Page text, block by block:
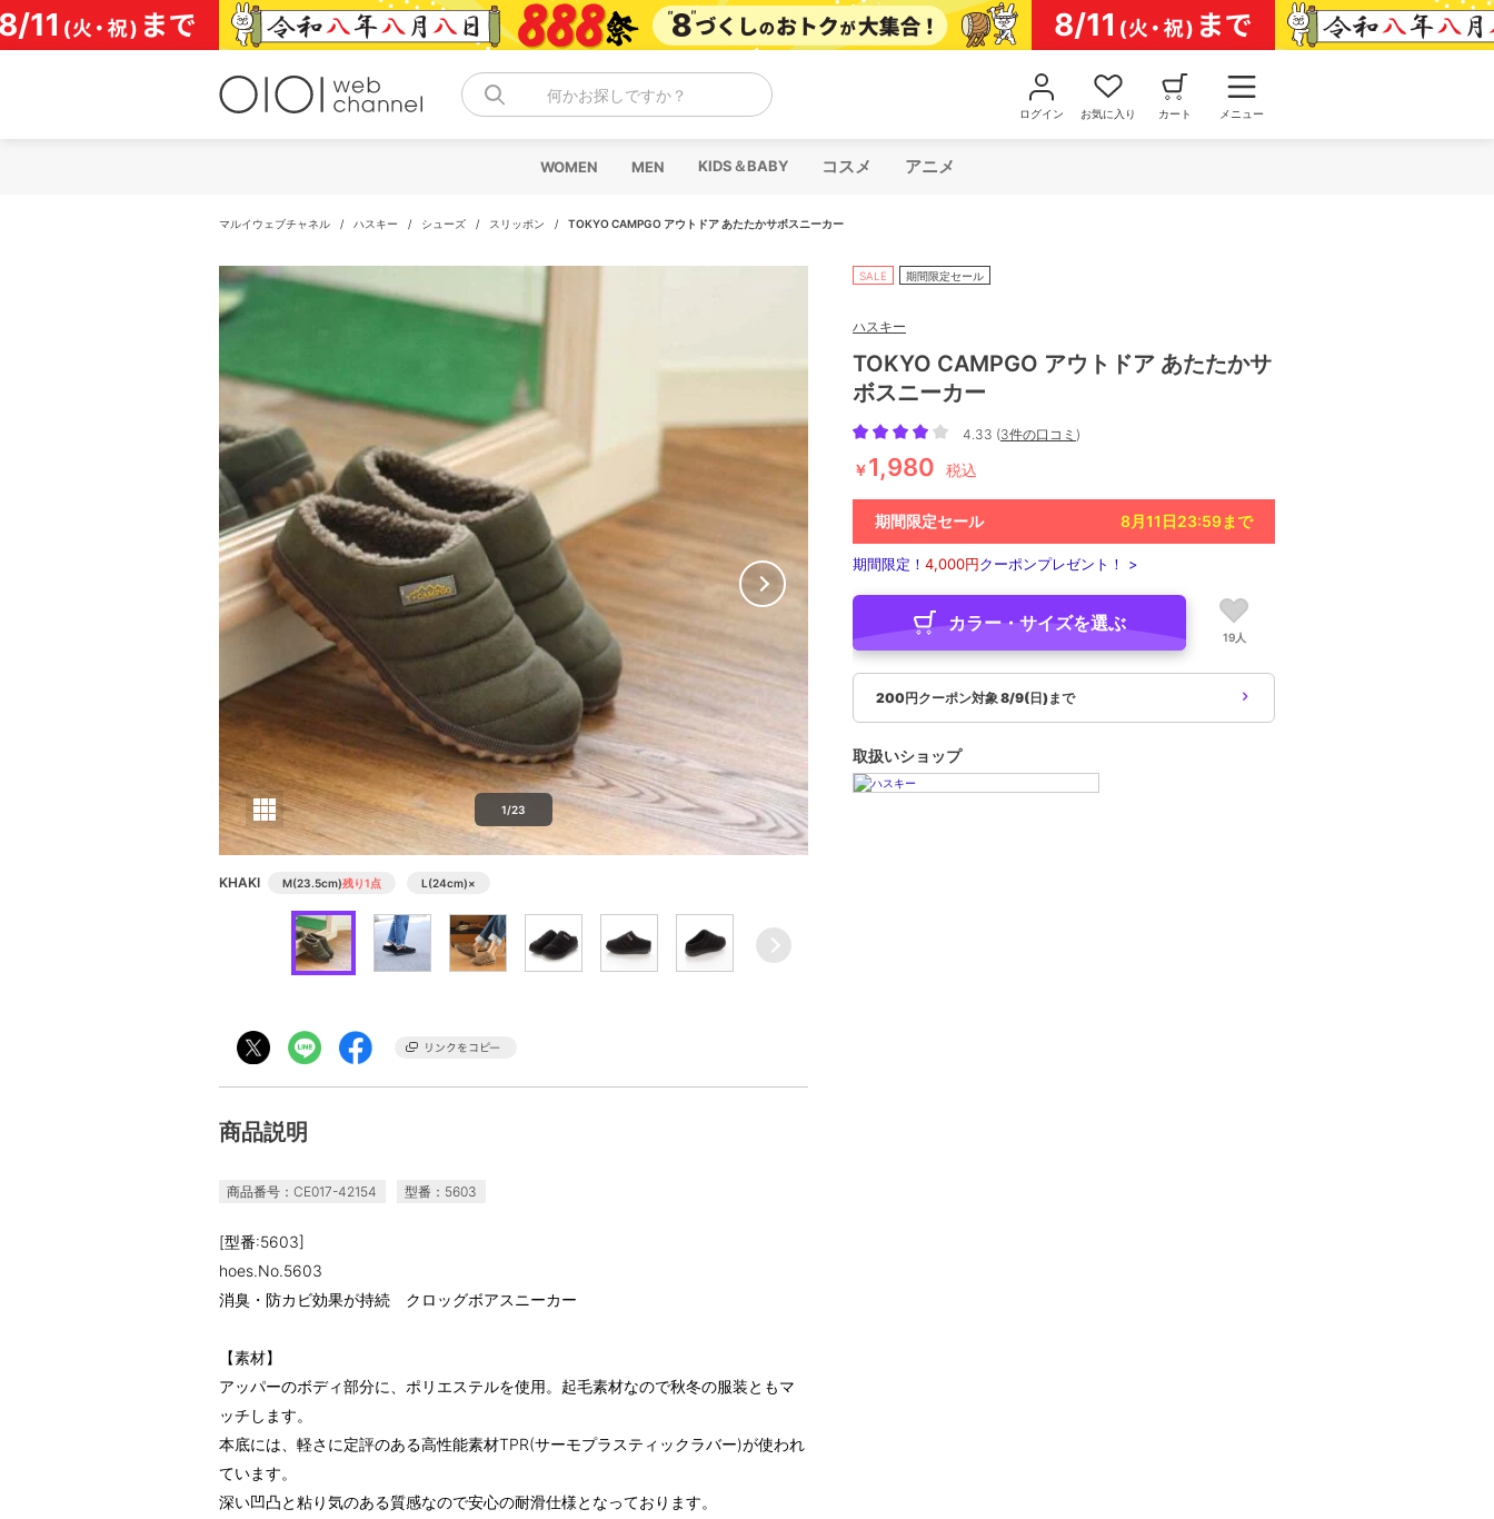
コ
ン
テ
何かお探しですか？
ログイン お気に入り カート メニュー
WOMEN MEN KIDS＆BABY コスメ アニメ
マルイウェブチャネル / ハスキー / シューズ / スリッポン / TOKYO CAMPGO アウトドア あたたかサボスニーカー
1/23
KHAKI M(23.5cm)残り1点 L(24cm)×
商品説明
商品番号：CE017-42154 型番：5603
[型番:5603]
hoes.No.5603
消臭・防カビ効果が持続 クロッグボアスニーカー
【素材】
アッパーのボディ部分に、ポリエステルを使用。起毛素材なので秋冬の服装ともマ
ッチします。
本底には、軽さに定評のある高性能素材TPR(サーモプラスティックラバー)が使われ
ています。
深い凹凸と粘り気のある質感なので安心の耐滑仕様となっております。
SALE 期間限定セール
ハスキー
TOKYO CAMPGO アウトドア あたたかサ
ボスニーカー
4.33 (3件の口コミ )
￥1,980 税込
期間限定セール 8月11日23:59まで
期間限定！ 4,000円クーポンプレゼント！ >
カラー・サイズを選ぶ
19人
200円クーポン対象 8/9(日)まで
取扱いショップ